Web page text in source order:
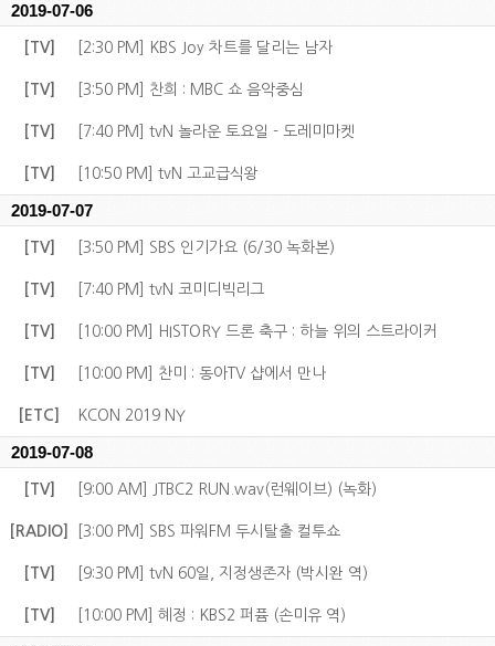
2019-07-06
[TV] [2:30 PM] KBS Joy 차트를 달리는 남자
[TV] [3:50 PM] 찬희 : MBC 쇼 음악중심
[TV] [7:40 PM] tvN 놀라운 토요일 - 도레미마켓
[TV] [10:50 PM] tvN 고교급식왕
2019-07-07
[TV] [3:50 PM] SBS 인기가요 (6/30 녹화본)
[TV] [7:40 PM] tvN 코미디빅리그
[TV] [10:00 PM] HISTORY 드론 축구 : 하늘 위의 스트라이커
[TV] [10:00 PM] 찬미 : 동아TV 샵에서 만나
[ETC] KCON 2019 NY
2019-07-08
[TV] [9:00 AM] JTBC2 RUN.wav(런웨이브) (녹화)
[RADIO] [3:00 PM] SBS 파워FM 두시탈출 컬투쇼
[TV] [9:30 PM] tvN 60일, 지정생존자 (박시완 역)
[TV] [10:00 PM] 혜정 : KBS2 퍼퓸 (손미유 역)